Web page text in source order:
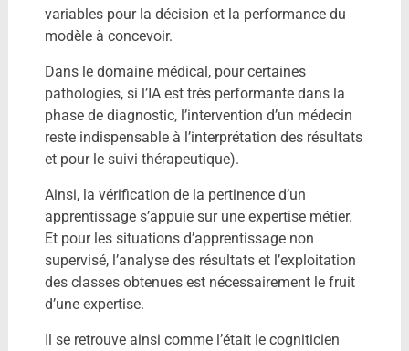
variables pour la décision et la performance du
modèle à concevoir.
Dans le domaine médical, pour certaines
pathologies, si l’IA est très performante dans la
phase de diagnostic, l’intervention d’un médecin
reste indispensable à l’interprétation des résultats
et pour le suivi thérapeutique).
Ainsi, la vérification de la pertinence d’un
apprentissage s’appuie sur une expertise métier.
Et pour les situations d’apprentissage non
supervisé, l’analyse des résultats et l’exploitation
des classes obtenues est nécessairement le fruit
d’une expertise.
Il se retrouve ainsi comme l’était le cogniticien